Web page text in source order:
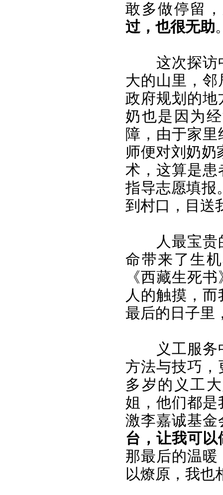
敢多做停留
过，也很无助
这次探访
大的山里，
政府规划的
奶也是因为
障，由于家
师便对刘奶奶
术，这算是
指导志愿填报
到村口，目送
人最宝
命带来了生
《西藏生死
人的触摸，
最后的日子里
义工服
方法与技巧
多岁的义工
姐，他们都
激李嘉诚基
台，让我可
那最后的温暖
以燎原，我也